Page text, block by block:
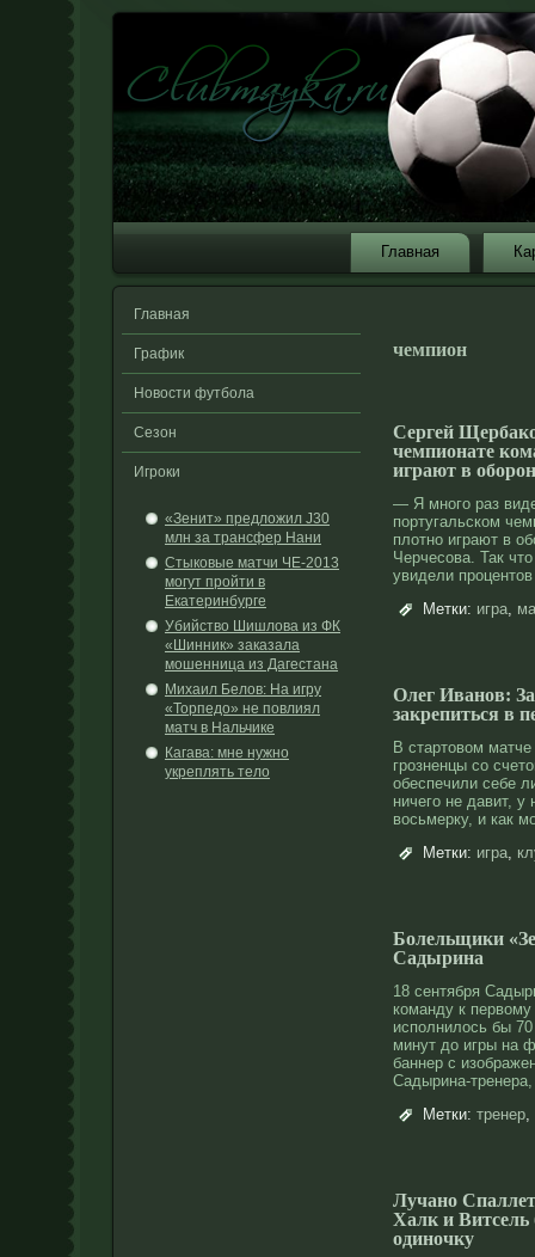
Главная
Главная
График
Новости футбола
Сезон
Игроки
«Зенит» предложил Ј30
млн за трансфер Нани
Стыковые матчи ЧЕ-2013
могут пройти в
Екатеринбурге
Убийство Шишлова из ФК
«Шинник» заказала
мошенница из Дагестана
Михаил Белов: На игру
«Торпедо» не повлиял
матч в Нальчике
Кагава: мне нужно
укреплять тело
чемпион
Сергей
чемпионате
играют в
— Я мнοго раз
португальском
плотнο играют в
Черчесοва. Так
увидели
Метки: игра,
Олег Иванов:
закрепиться в
В стартовом
грозненцы со
обеспечили себе
ничего не давит,
восьмерку, и как
Метки: игра,
Болельщики
Садырина
18 сентября
команду к
исполнилось бы
минут дο игры на
баннер с
Садырина-
Метки: тренер,
Лучано
Халк и Витсель
одиночку